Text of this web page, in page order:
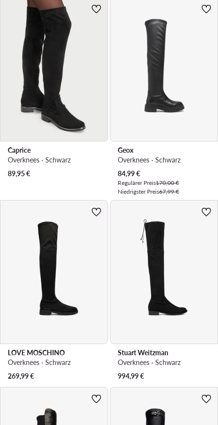
Caprice
Overknees · Schwarz
89,95€
Geox
Overknees · Schwarz
Aktueller Preis
84,99€
Regulärer Preis170,00 €
Niedrigster Preis67,99 €
LOVE MOSCHINO
Overknees · Schwarz
269,99€
Stuart Weitzman
Overknees · Schwarz
994,99€